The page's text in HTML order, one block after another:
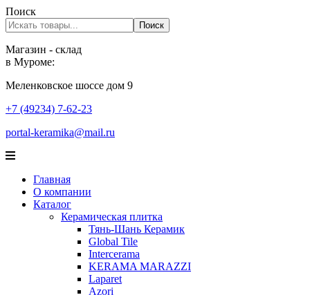
Поиск
Поиск
Магазин - склад
в Муроме:
Меленковское шоссе дом 9
+7 (49234) 7-62-23
portal-keramika@mail.ru
Главная
О компании
Каталог
Керамическая плитка
Тянь-Шань Керамик
Global Tile
Intercerama
KERAMA MARAZZI
Laparet
Аzori